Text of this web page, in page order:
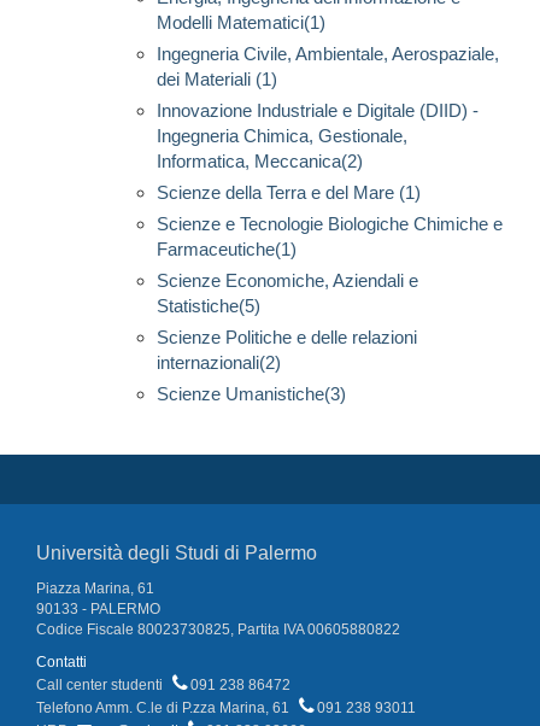
Modelli Matematici(1)
Ingegneria Civile, Ambientale, Aerospaziale,
dei Materiali (1)
Innovazione Industriale e Digitale (DIID) -
Ingegneria Chimica, Gestionale,
Informatica, Meccanica(2)
Scienze della Terra e del Mare (1)
Scienze e Tecnologie Biologiche Chimiche e
Farmaceutiche(1)
Scienze Economiche, Aziendali e
Statistiche(5)
Scienze Politiche e delle relazioni
internazionali(2)
Scienze Umanistiche(3)
Università degli Studi di Palermo
Piazza Marina, 61
90133 - PALERMO
Codice Fiscale 80023730825, Partita IVA 00605880822
Contatti
Call center studenti
091 238 86472
Telefono Amm. C.le di P.zza Marina, 61
091 238 93011